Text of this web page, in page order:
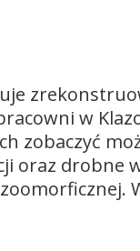
w
zobaczyć
oraz drobne